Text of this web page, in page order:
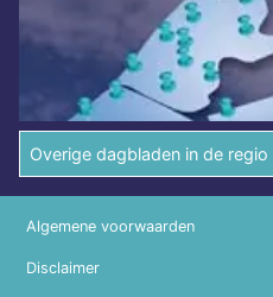
Overige dagbladen in de regio
Algemene voorwaarden
Disclaimer